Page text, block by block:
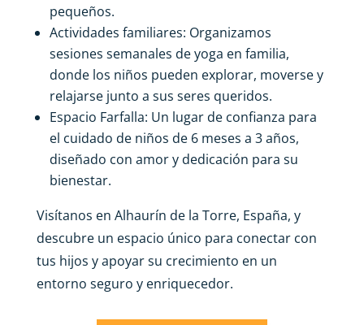
pequeños.
Actividades familiares: Organizamos
sesiones semanales de yoga en familia,
donde los niños pueden explorar, moverse y
relajarse junto a sus seres queridos.
Espacio Farfalla: Un lugar de confianza para
el cuidado de niños de 6 meses a 3 años,
diseñado con amor y dedicación para su
bienestar.
Visítanos en Alhaurín de la Torre, España, y
descubre un espacio único para conectar con
tus hijos y apoyar su crecimiento en un
entorno seguro y enriquecedor.